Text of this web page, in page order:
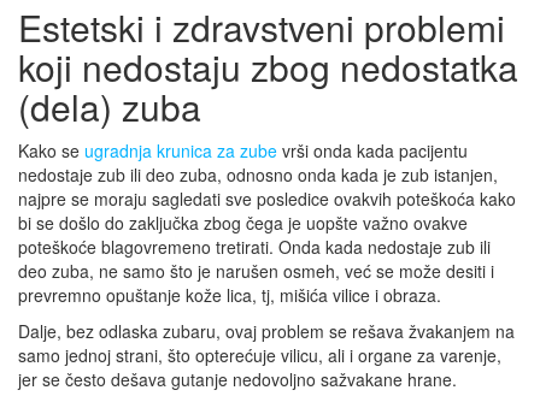
Estetski i zdravstveni problemi
koji nedostaju zbog nedostatka
(dela) zuba
Kako se ugradnja krunica za zube vrši onda kada pacijentu
nedostaje zub ili deo zuba, odnosno onda kada je zub istanjen,
najpre se moraju sagledati sve posledice ovakvih poteškoća kako
bi se došlo do zaključka zbog čega je uopšte važno ovakve
poteškoće blagovremeno tretirati. Onda kada nedostaje zub ili
deo zuba, ne samo što je narušen osmeh, već se može desiti i
prevremno opuštanje kože lica, tj, mišića vilice i obraza.
Dalje, bez odlaska zubaru, ovaj problem se rešava žvakanjem na
samo jednoj strani, što opterećuje vilicu, ali i organe za varenje,
jer se često dešava gutanje nedovoljno sažvakane hrane.